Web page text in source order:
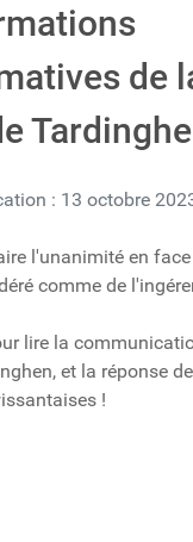
de
: 13 octobre
l'unanimité en face
comme de
lire la
et la réponse
!